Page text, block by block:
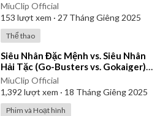
MiuClip Official
153 lượt xem · 27 Tháng Giêng 2025
Thể thao
⁣Siêu Nhân Đặc Mệnh vs. Siêu Nhân
Hải Tặc (Go-Busters vs. Gokaiger) |
Vietsub
MiuClip Official
1,392 lượt xem · 18 Tháng Giêng 2025
Phim và Hoạt hình